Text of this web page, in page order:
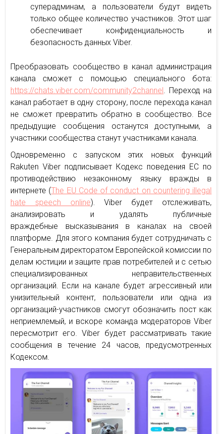
суперадминам, а пользователи будут видеть
только общее количество участников. Этот шаг
обеспечивает конфиденциальность и
безопасность данных Viber.
Преобразовать сообщество в канал администрация
канала сможет с помощью специального бота:
https://chats.viber.com/community2channel. Переход на
канал работает в одну сторону, после перехода канал
не сможет превратить обратно в сообщество. Все
предыдущие сообщения останутся доступными, а
участники сообщества станут участниками канала.
Одновременно с запуском этих новых функций
Rakuten Viber подписывает Кодекс поведения ЕС по
противодействию незаконному языку вражды в
интернете (The EU Code of conduct on countering illegal
hate speech online). Viber будет отслеживать,
анализировать и удалять публичные
враждебные высказывания в каналах на своей
платформе. Для этого компания будет сотрудничать с
Генеральным директоратом Европейской комиссии по
делам юстиции и защите прав потребителей и с сетью
специализированных неправительственных
организаций. Если на канале будет агрессивный или
унизительный контент, пользователи или одна из
организаций-участников смогут обозначить пост как
неприемлемый, и вскоре команда модераторов Viber
пересмотрит его. Viber будет рассматривать такие
сообщения в течение 24 часов, предусмотренных
Кодексом.